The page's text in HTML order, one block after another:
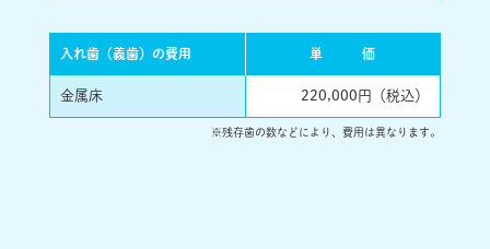
入れ歯（義歯）の費用 単 価
金属床 220,000円（税込）
※残存歯の数などにより、費用は異なります。